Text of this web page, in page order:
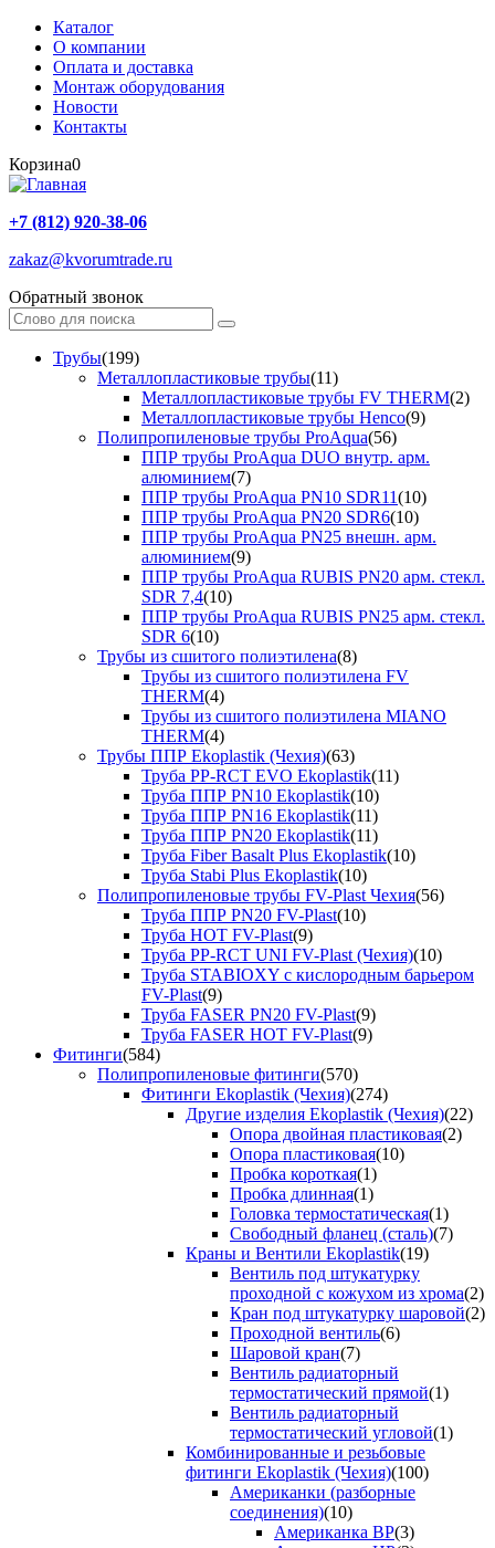
Каталог
О компании
Оплата и доставка
Монтаж оборудования
Новости
Контакты
Корзина0
+7 (812) 920-38-06
zakaz@kvorumtrade.ru
Обратный звонок
Трубы(199)
Металлопластиковые трубы(11)
Металлопластиковые трубы FV THERM(2)
Металлопластиковые трубы Henco(9)
Полипропиленовые трубы ProAqua(56)
ППР трубы ProAqua DUO внутр. арм.
алюминием(7)
ППР трубы ProAqua PN10 SDR11(10)
ППР трубы ProAqua PN20 SDR6(10)
ППР трубы ProAqua PN25 внешн. арм.
алюминием(9)
ППР трубы ProAqua RUBIS PN20 арм. стекл.
SDR 7,4(10)
ППР трубы ProAqua RUBIS PN25 арм. стекл.
SDR 6(10)
Трубы из сшитого полиэтилена(8)
Трубы из сшитого полиэтилена FV
THERM(4)
Трубы из сшитого полиэтилена MIANO
THERM(4)
Трубы ППР Ekoplastik (Чехия)(63)
Труба PP-RCT EVO Ekoplastik(11)
Труба ППР PN10 Ekoplastik(10)
Труба ППР PN16 Ekoplastik(11)
Труба ППР PN20 Ekoplastik(11)
Труба Fiber Basalt Plus Ekoplastik(10)
Труба Stabi Plus Ekoplastik(10)
Полипропиленовые трубы FV-Plast Чехия(56)
Труба ППР PN20 FV-Plast(10)
Труба HOT FV-Plast(9)
Труба PP-RCT UNI FV-Plast (Чехия)(10)
Труба STABIOXY с кислородным барьером
FV-Plast(9)
Труба FASER PN20 FV-Plast(9)
Труба FASER HOT FV-Plast(9)
Фитинги(584)
Полипропиленовые фитинги(570)
Фитинги Ekoplastik (Чехия)(274)
Другие изделия Ekoplastik (Чехия)(22)
Опора двойная пластиковая(2)
Опора пластиковая(10)
Пробка короткая(1)
Пробка длинная(1)
Головка термостатическая(1)
Свободный фланец (сталь)(7)
Краны и Вентили Ekoplastik(19)
Вентиль под штукатурку
проходной с кожухом из хрома(2)
Кран под штукатурку шаровой(2)
Проходной вентиль(6)
Шаровой кран(7)
Вентиль радиаторный
термостатический прямой(1)
Вентиль радиаторный
термостатический угловой(1)
Комбинированные и резьбовые
фитинги Ekoplastik (Чехия)(100)
Американки (разборные
соединения)(10)
Американка ВР(3)